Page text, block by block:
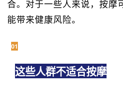
合。对于一些人来说，按摩
能带来健康风险。
01
这些人群不适合按摩